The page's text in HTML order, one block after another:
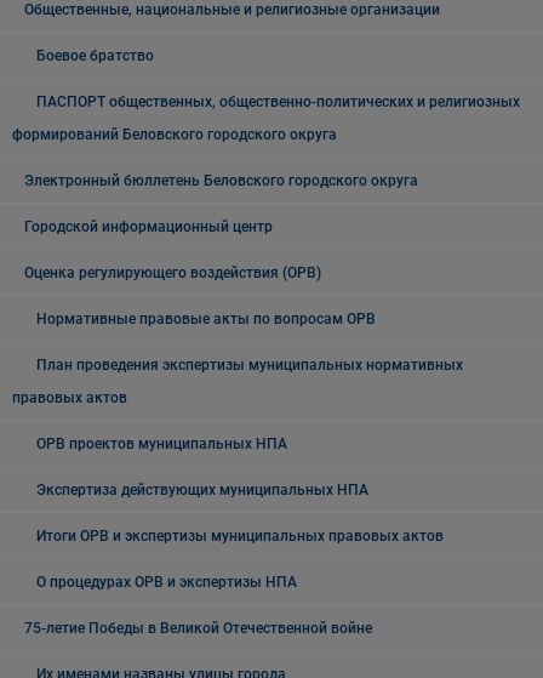
Общественные, национальные и религиозные организации
Боевое братство
ПАСПОРТ общественных, общественно-политических и религиозных
формирований Беловского городского округа
Электронный бюллетень Беловского городского округа
Городской информационный центр
Оценка регулирующего воздействия (ОРВ)
Нормативные правовые акты по вопросам ОРВ
План проведения экспертизы муниципальных нормативных
правовых актов
ОРВ проектов муниципальных НПА
Экспертиза действующих муниципальных НПА
Итоги ОРВ и экспертизы муниципальных правовых актов
О процедурах ОРВ и экспертизы НПА
75-летие Победы в Великой Отечественной войне
Их именами названы улицы города